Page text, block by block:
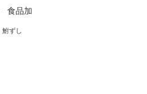
食品加
鮒ずし